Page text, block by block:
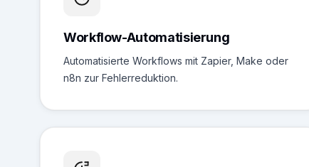
Workflow-Automatisierung
Automatisierte Workflows mit Zapier, Make oder
n8n zur Fehlerreduktion.